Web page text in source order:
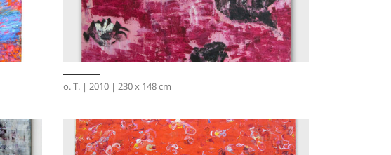
o. T. | 2010 | 230 x 148 cm